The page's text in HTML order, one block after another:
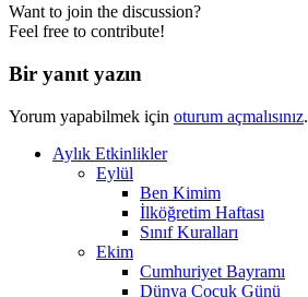
Want to join the discussion?
Feel free to contribute!
Bir yanıt yazın
Yorum yapabilmek için oturum açmalısınız.
Aylık Etkinlikler
Eylül
Ben Kimim
İlköğretim Haftası
Sınıf Kuralları
Ekim
Cumhuriyet Bayramı
Dünya Çocuk Günü